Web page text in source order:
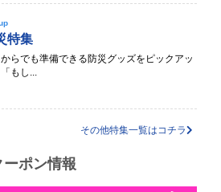
特集
らでも準備できる防災グッズをピックアッ
もし...
その他特集一覧はコチラ
ポン情報